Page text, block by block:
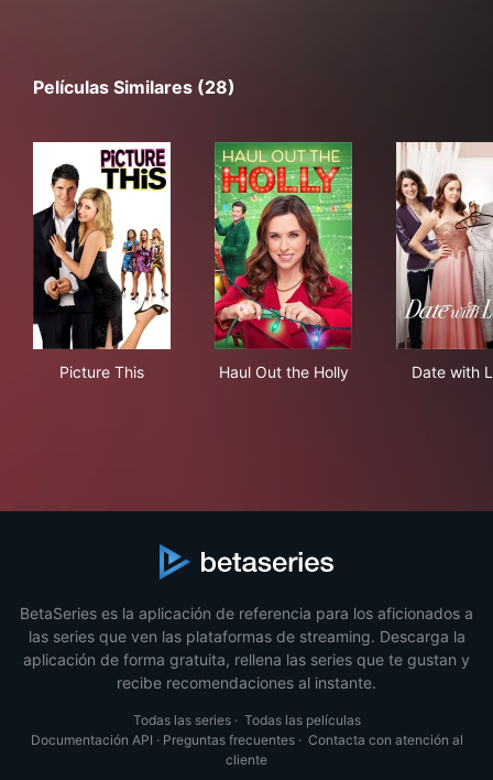
Películas Similares (28)
Picture This Haul Out the Holly Date with
BetaSeries es la aplicación de referencia para los aficionados a
las series que ven las plataformas de streaming. Descarga la
aplicación de forma gratuita, rellena las series que te gustan y
recibe recomendaciones al instante.
Todas las series· Todas las películas
Documentación API · Preguntas frecuentes· Contacta con atención al
cliente